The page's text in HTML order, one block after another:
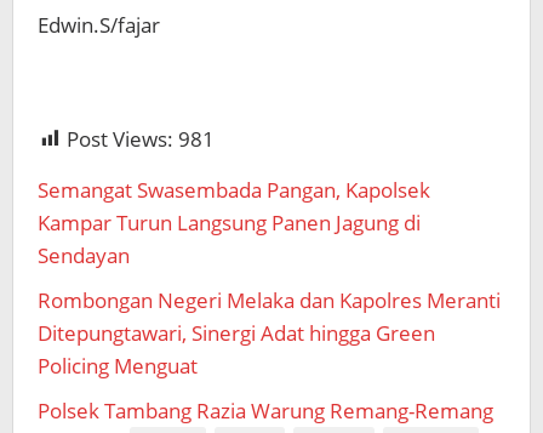
Edwin.S/fajar
Post Views: 981
Semangat Swasembada Pangan, Kapolsek
Kampar Turun Langsung Panen Jagung di
Sendayan
Rombongan Negeri Melaka dan Kapolres Meranti
Ditepungtawari, Sinergi Adat hingga Green
Policing Menguat
Polsek Tambang Razia Warung Remang-Remang